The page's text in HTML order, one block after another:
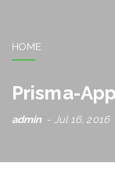
HOME
Prisma-
admin Jul 16, 2016